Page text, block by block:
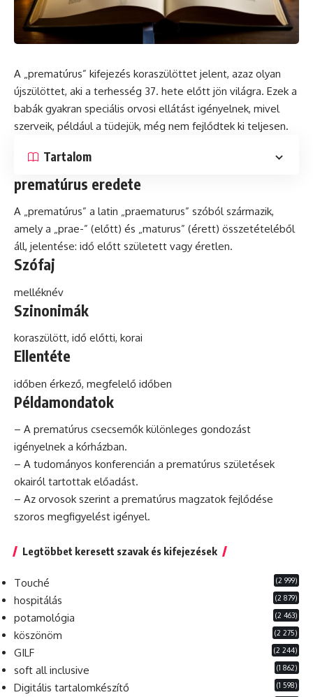
A „prematúrus” kifejezés koraszülöttet jelent, azaz olyan
újszülöttet, aki a terhesség 37. hete előtt jön világra. Ezek a
babák gyakran speciális orvosi ellátást igényelnek, mivel
szerveik, például a tüdejük, még nem fejlődtek ki teljesen.
Tartalom
prematúrus eredete
A „prematúrus” a latin „praematurus” szóból származik,
amely a „prae-” (előtt) és „maturus” (érett) összetételéből
áll, jelentése: idő előtt született vagy éretlen.
Szófaj
melléknév
Szinonimák
koraszülött, idő előtti, korai
Ellentéte
időben érkező, megfelelő időben
Példamondatok
– A prematúrus csecsemők különleges gondozást
igényelnek a kórházban.
– A tudományos konferencián a prematúrus születések
okairól tartottak előadást.
– Az orvosok szerint a prematúrus magzatok fejlődése
szoros megfigyelést igényel.
Legtöbbet keresett szavak és kifejezések
Touché (2 999)
hospitálás (2 879)
potamológia (2 463)
köszönöm (2 275)
GILF (2 244)
soft all inclusive (1 862)
Digitális tartalomkészítő (1 598)